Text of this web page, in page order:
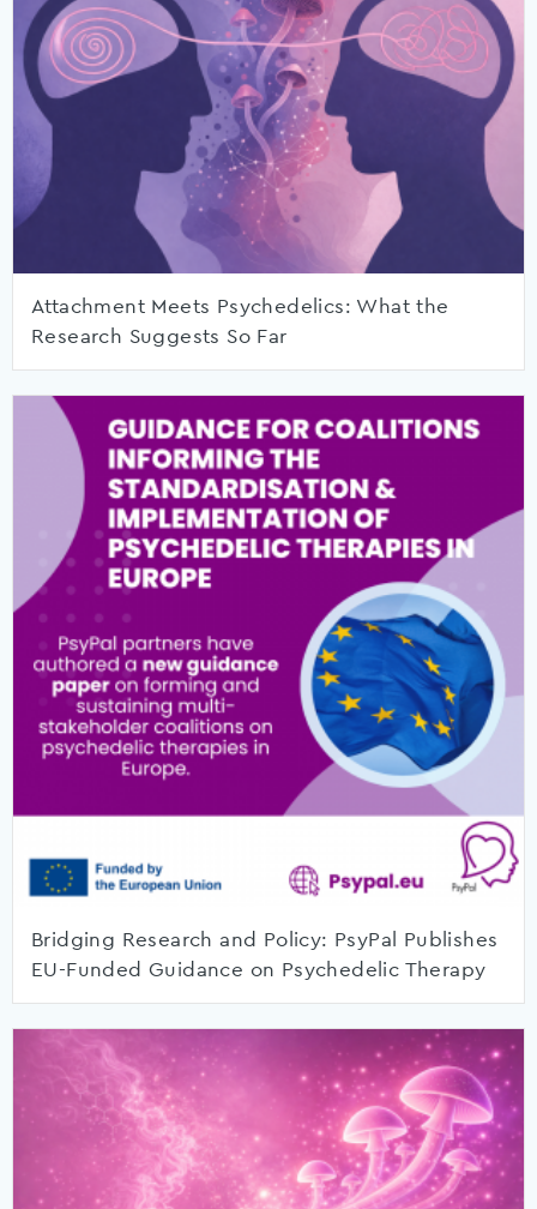
Attachment Meets Psychedelics: What the
Research Suggests So Far
Bridging Research and Policy: PsyPal Publishes
EU-Funded Guidance on Psychedelic Therapy